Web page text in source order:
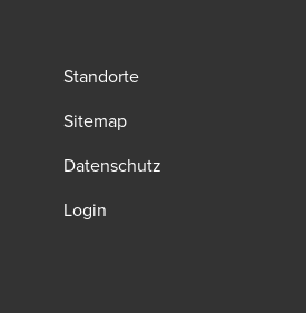
Standorte
Sitemap
Datenschutz
Login